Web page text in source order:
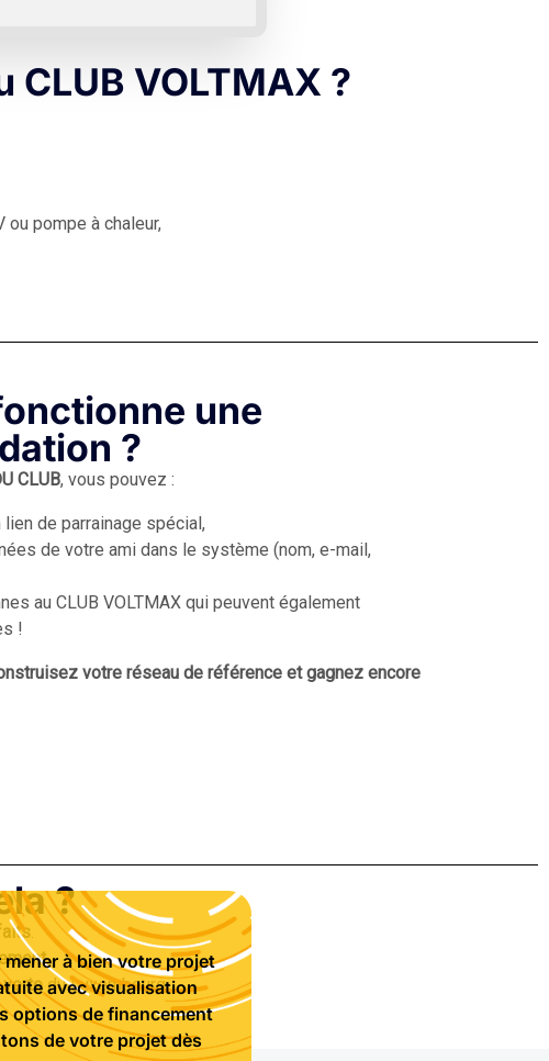
VOLTMAX ?
pompe à chaleur,
une
?
CLUB, vous pouvez :
de parrainage spécial,
de votre ami dans le système (nom, e-mail,
au CLUB VOLTMAX qui peuvent également
!
votre réseau de référence et gagnez encore
?
.
.
du Luxembourg.
à bien votre projet
avec visualisation
options de financement
de votre projet dès